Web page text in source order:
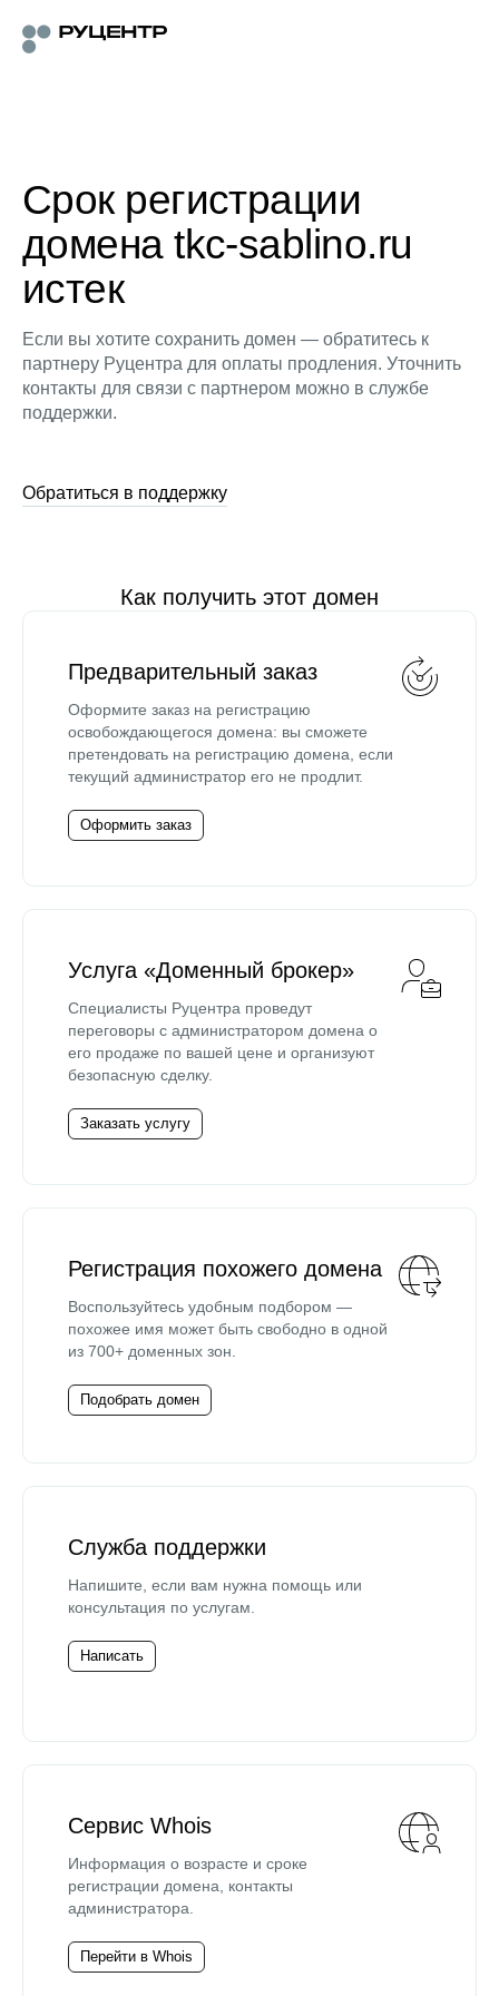
Срок регистрации
домена tkc-sablino.ru
истек
Если вы хотите сохранить домен — обратитесь к
партнеру Руцентра для оплаты продления. Уточнить
контакты для связи с партнером можно в службе
поддержки.
Обратиться в поддержку
Как получить этот домен
Предварительный заказ
Оформите заказ на регистрацию
освобождающегося домена: вы сможете
претендовать на регистрацию домена, если
текущий администратор его не продлит.
Оформить заказ
Услуга «Доменный брокер»
Специалисты Руцентра проведут
переговоры с администратором домена о
его продаже по вашей цене и организуют
безопасную сделку.
Заказать услугу
Регистрация похожего домена
Воспользуйтесь удобным подбором —
похожее имя может быть свободно в одной
из 700+ доменных зон.
Подобрать домен
Служба поддержки
Напишите, если вам нужна помощь или
консультация по услугам.
Написать
Сервис Whois
Информация о возрасте и сроке
регистрации домена, контакты
администратора.
Перейти в Whois